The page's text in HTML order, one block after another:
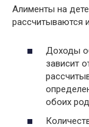
Алименты на
рассчитываются
Доходы
зависит
обоих